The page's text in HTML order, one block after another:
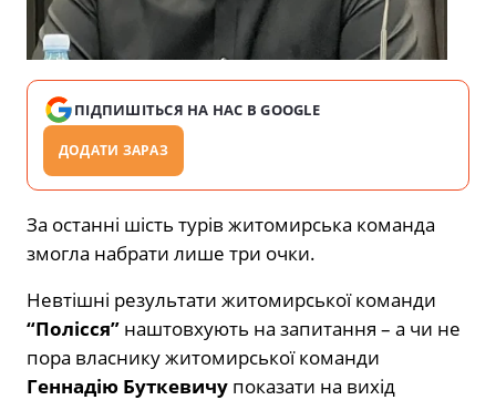
ПІДПИШІТЬСЯ НА НАС В GOOGLE
ДОДАТИ ЗАРАЗ
За останні шість турів житомирська команда
змогла набрати лише три очки.
Невтішні результати житомирської команди
“Полісся” наштовхують на запитання – а чи не
пора власнику житомирської команди
Геннадію Буткевичу показати на вихід